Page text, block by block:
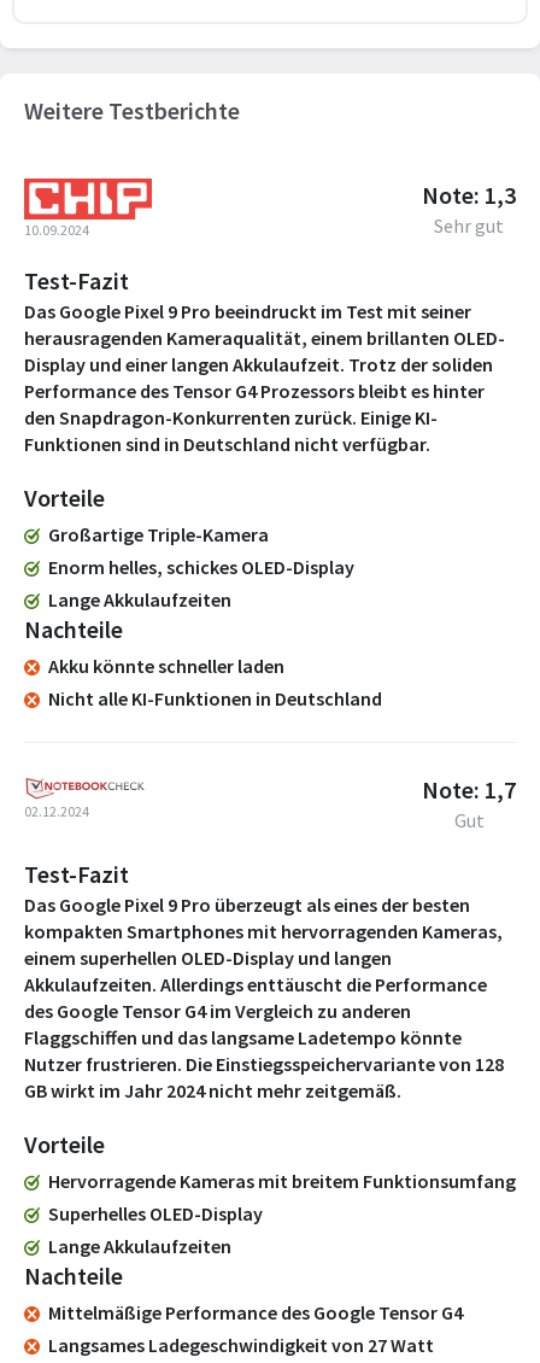
Weitere Testberichte
10.09.2024
Note: 1,3
Sehr gut
Test-Fazit
Das Google Pixel 9 Pro beeindruckt im Test mit seiner
herausragenden Kameraqualität, einem brillanten OLED-
Display und einer langen Akkulaufzeit. Trotz der soliden
Performance des Tensor G4 Prozessors bleibt es hinter
den Snapdragon-Konkurrenten zurück. Einige KI-
Funktionen sind in Deutschland nicht verfügbar.
Vorteile
Großartige Triple-Kamera
Enorm helles, schickes OLED-Display
Lange Akkulaufzeiten
Nachteile
Akku könnte schneller laden
Nicht alle KI-Funktionen in Deutschland
02.12.2024
Note: 1,7
Gut
Test-Fazit
Das Google Pixel 9 Pro überzeugt als eines der besten
kompakten Smartphones mit hervorragenden Kameras,
einem superhellen OLED-Display und langen
Akkulaufzeiten. Allerdings enttäuscht die Performance
des Google Tensor G4 im Vergleich zu anderen
Flaggschiffen und das langsame Ladetempo könnte
Nutzer frustrieren. Die Einstiegsspeichervariante von 128
GB wirkt im Jahr 2024 nicht mehr zeitgemäß.
Vorteile
Hervorragende Kameras mit breitem Funktionsumfang
Superhelles OLED-Display
Lange Akkulaufzeiten
Nachteile
Mittelmäßige Performance des Google Tensor G4
Langsames Ladegeschwindigkeit von 27 Watt